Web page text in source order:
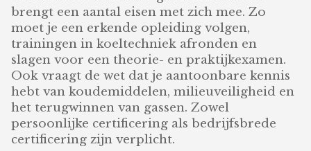
brengt een aantal eisen met zich mee. Zo
moet je een erkende opleiding volgen,
trainingen in koeltechniek afronden en
slagen voor een theorie- en praktijkexamen.
Ook vraagt de wet dat je aantoonbare kennis
hebt van koudemiddelen, milieuveiligheid en
het terugwinnen van gassen. Zowel
persoonlijke certificering als bedrijfsbrede
certificering zijn verplicht.